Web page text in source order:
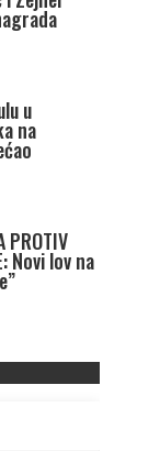
u
na
PROTIV
Novi lov na